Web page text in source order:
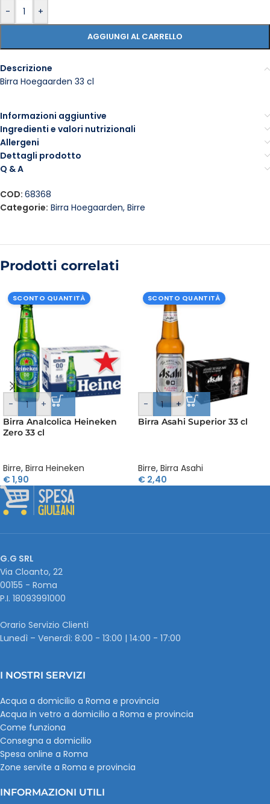
- +
AGGIUNGI AL CARRELLO
Descrizione
Birra Hoegaarden 33 cl
Informazioni aggiuntive
Ingredienti e valori nutrizionali
Allergeni
Dettagli prodotto
Q & A
COD: 68368
Categorie: Birra Hoegaarden, Birre
Prodotti correlati
SCONTO QUANTITÀ
- +
Birra Analcolica Heineken
Zero 33 cl
Birre, Birra Heineken
€1,90
SCONTO QUANTITÀ
- +
Birra Asahi Superior 33 cl
Birre, Birra Asahi
€ 2,40
G.G SRL
Via Cloanto, 22
00155 - Roma
P.I. ‭18093991000
Orario Servizio Clienti
Lunedì – Venerdì: 8:00 - 13:00 | 14:00 - 17:00
I NOSTRI SERVIZI
Acqua a domicilio a Roma e provincia
Acqua in vetro a domicilio a Roma e provincia
Come funziona
Consegna a domicilio
Spesa online a Roma
Zone servite a Roma e provincia
INFORMAZIONI UTILI